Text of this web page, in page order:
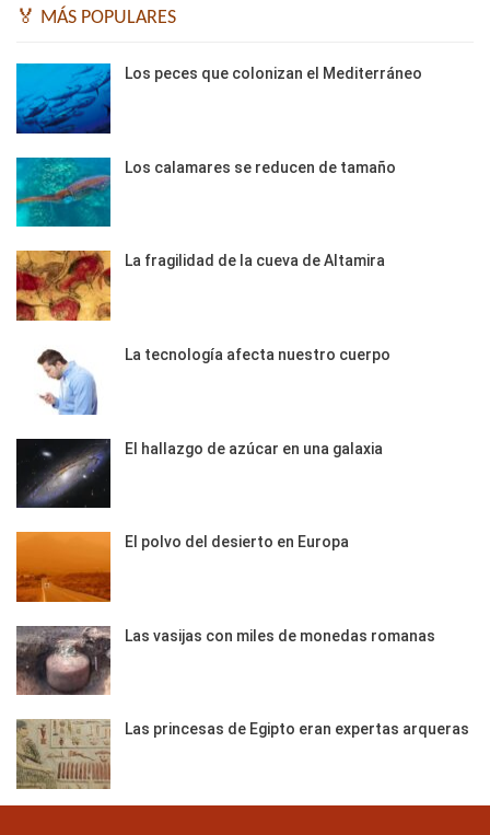
🏅 MÁS POPULARES
Los peces que colonizan el Mediterráneo
Los calamares se reducen de tamaño
La fragilidad de la cueva de Altamira
La tecnología afecta nuestro cuerpo
El hallazgo de azúcar en una galaxia
El polvo del desierto en Europa
Las vasijas con miles de monedas romanas
Las princesas de Egipto eran expertas arqueras